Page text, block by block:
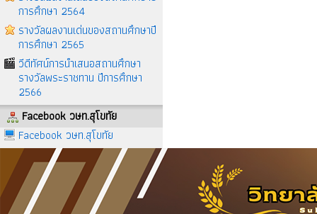
การศึกษา 2564
รางวัลผลงานเด่นของสถานศึกษาปี
การศึกษา 2565
วีดีทัศน์การนำเสนอสถานศึกษา
รางวัลพระราชทาน ปีการศึกษา
2566
Facebook วษท.สุโขทัย
Facebook วษท.สุโขทัย